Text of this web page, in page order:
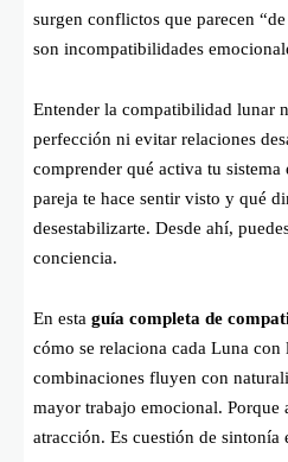
surgen conflictos que parecen
son incompatibilidades
Entender la compatibilidad lunar
perfección ni evitar relaciones
comprender qué activa tu
pareja te hace sentir visto y qué
desestabilizarte. Desde ahí,
conciencia.
En esta guía completa de
cómo se relaciona cada Luna con
combinaciones fluyen con
mayor trabajo emocional. Porque
atracción. Es cuestión de sintonía